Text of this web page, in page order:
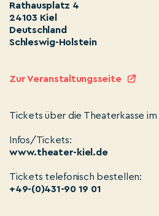
Rathausplatz 4
24103 Kiel
Deutschland
Schleswig-Holstein
Zur Veranstaltungsseite
Tickets über die Theaterkasse im
Infos/Tickets:
www.theater-kiel.de
Tickets telefonisch bestellen:
+49-(0)431-90 19 01